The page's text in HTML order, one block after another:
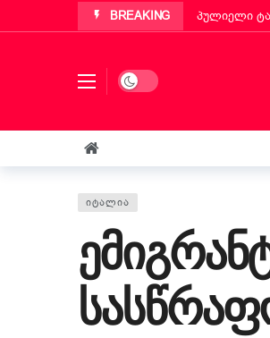
BREAKING
რა უნდა
იტალიის
Dark mode
ᲘᲢᲐᲚᲘᲐ